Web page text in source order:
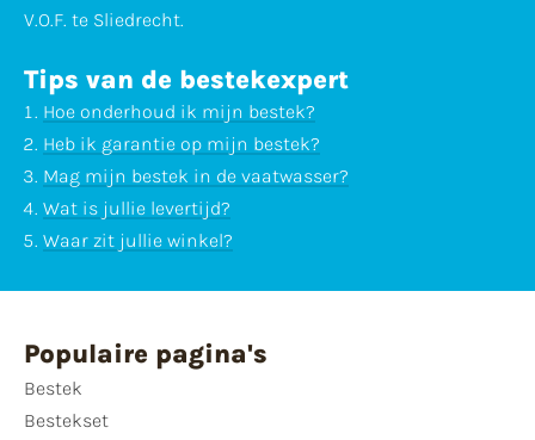
V.O.F. te Sliedrecht.
Tips van de bestekexpert
Hoe onderhoud ik mijn bestek?
Heb ik garantie op mijn bestek?
Mag mijn bestek in de vaatwasser?
Wat is jullie levertijd?
Waar zit jullie winkel?
Populaire pagina's
Bestek
Bestekset